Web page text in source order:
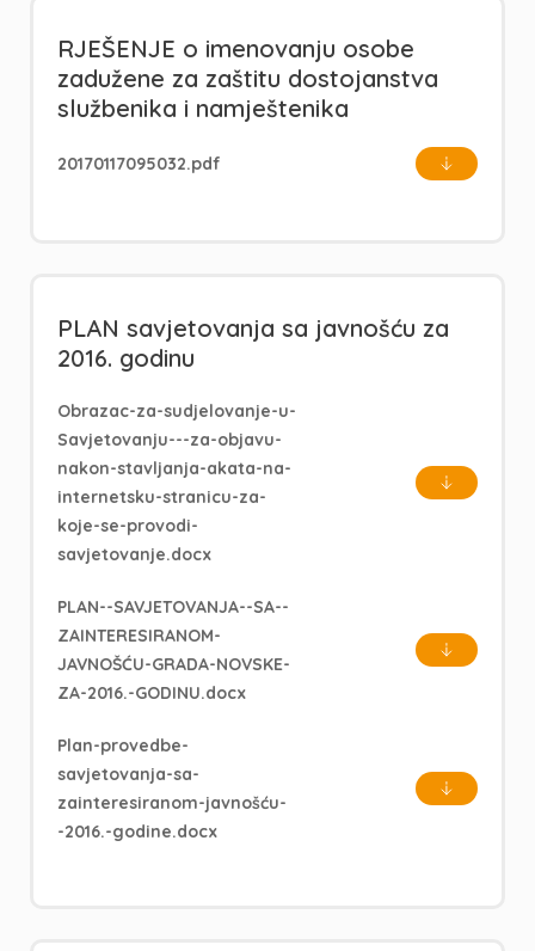
RJEŠENJE o imenovanju osobe
zadužene za zaštitu dostojanstva
službenika i namještenika
20170117095032.pdf
PLAN savjetovanja sa javnošću za
2016. godinu
Obrazac-za-sudjelovanje-u-
Savjetovanju---za-objavu-
nakon-stavljanja-akata-na-
internetsku-stranicu-za-
koje-se-provodi-
savjetovanje.docx
PLAN--SAVJETOVANJA--SA--
ZAINTERESIRANOM-
JAVNOŠĆU-GRADA-NOVSKE-
ZA-2016.-GODINU.docx
Plan-provedbe-
savjetovanja-sa-
zainteresiranom-javnošću-
-2016.-godine.docx